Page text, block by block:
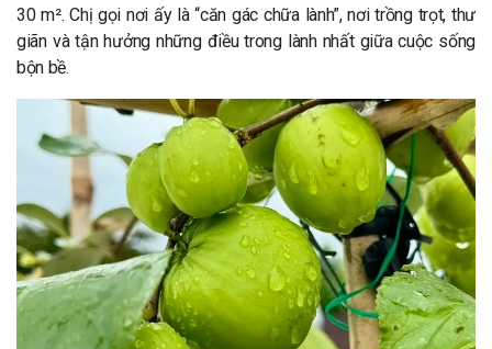
30 m². Chị gọi nơi ấy là “căn gác chữa lành”, nơi trồng trọt, thư
giãn và tận hưởng những điều trong lành nhất giữa cuộc sống
bộn bề.